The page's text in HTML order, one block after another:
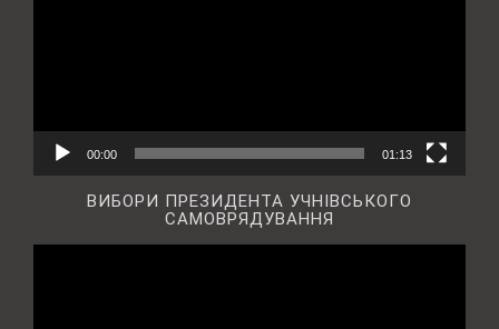
00:00 01:13
ВИБОРИ ПРЕЗИДЕНТА УЧНІВСЬКОГО
САМОВРЯДУВАННЯ